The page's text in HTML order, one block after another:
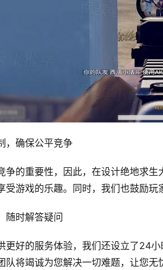
，确保公平竞争
争的重要性，因此，在设计绝地求
受游戏的乐趣。同时，我们也鼓励
随时解答疑问
更好的服务体验，我们还设立了24
队将竭诚为您解决一切难题，让您无